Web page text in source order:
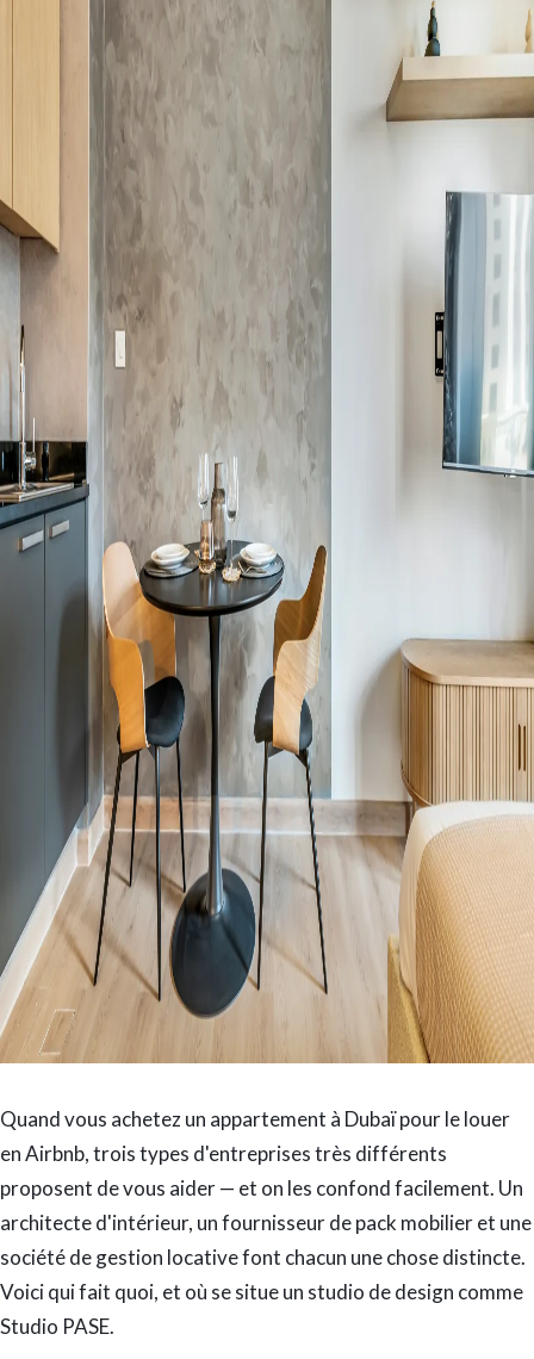
Quand vous achetez un appartement à Dubaï pour le louer
en Airbnb, trois types d'entreprises très différents
proposent de vous aider — et on les confond facilement. Un
architecte d'intérieur, un fournisseur de pack mobilier et une
société de gestion locative font chacun une chose distincte.
Voici qui fait quoi, et où se situe un studio de design comme
Studio PASE.